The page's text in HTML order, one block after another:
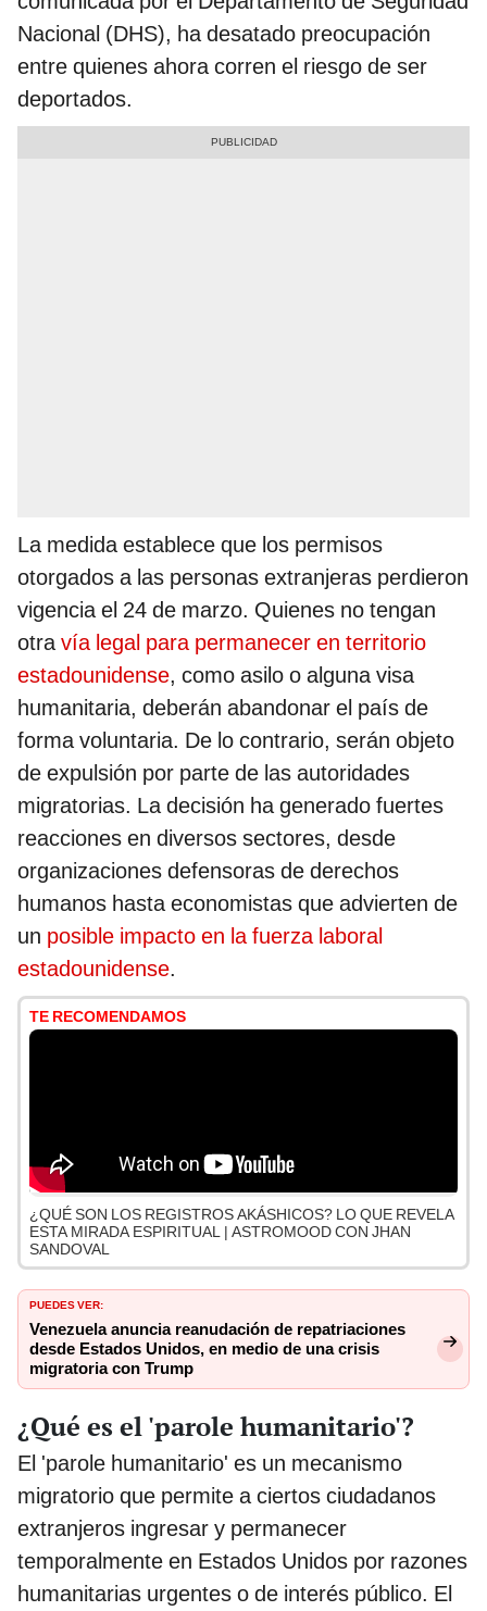
Nacional (DHS), ha desatado preocupación
entre quienes ahora corren el riesgo de ser
deportados.
La medida establece que los permisos
otorgados a las personas extranjeras perdieron
vigencia el 24 de marzo. Quienes no tengan
otravía legal para permanecer en territorio
estadounidense, como asilo o alguna visa
humanitaria, deberán abandonar el país de
forma voluntaria. De lo contrario, serán objeto
de expulsión por parte de las autoridades
migratorias. La decisión ha generado fuertes
reacciones en diversos sectores, desde
organizaciones defensoras de derechos
humanos hasta economistas que advierten de
un posible impacto en la fuerza laboral
estadounidense.
TE RECOMENDAMOS
¿QUÉ SON LOS REGISTROS AKÁSHICOS? LO QUE REVELA
ESTA MIRADA ESPIRITUAL | ASTROMOOD CON JHAN
SANDOVAL
PUEDES VER:
Venezuela anuncia reanudación de repatriaciones
desde Estados Unidos, en medio de una crisis
migratoria con Trump
¿Qué es el 'parole humanitario'?
El 'parole humanitario' es un mecanismo
migratorio que permite a ciertos ciudadanos
extranjeros ingresar y permanecer
temporalmente en Estados Unidos por razones
humanitarias urgentes o de interés público. El